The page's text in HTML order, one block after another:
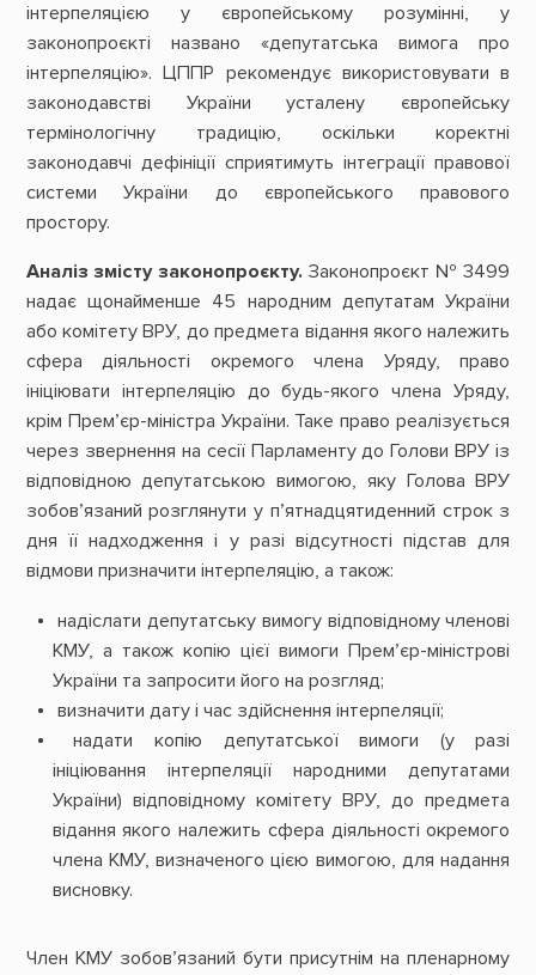
інтерпеляцією у європейському розумінні, у
законопроєкті названо «депутатська вимога про
інтерпеляцію». ЦППР рекомендує використовувати в
законодавстві України усталену європейську
термінологічну традицію, оскільки коректні
законодавчі дефініції сприятимуть інтеграції правової
системи України до європейського правового
простору.
Аналіз змісту законопроєкту. Законопроєкт № 3499
надає щонайменше 45 народним депутатам України
або комітету ВРУ, до предмета відання якого належить
сфера діяльності окремого члена Уряду, право
ініціювати інтерпеляцію до будь-якого члена Уряду,
крім Прем’єр-міністра України. Таке право реалізується
через звернення на сесії Парламенту до Голови ВРУ із
відповідною депутатською вимогою, яку Голова ВРУ
зобов’язаний розглянути у п’ятнадцятиденний строк з
дня її надходження і у разі відсутності підстав для
відмови призначити інтерпеляцію, а також:
надіслати депутатську вимогу відповідному членові
КМУ, а також копію цієї вимоги Прем’єр-міністрові
України та запросити його на розгляд;
визначити дату і час здійснення інтерпеляції;
надати копію депутатської вимоги (у разі
ініціювання інтерпеляції народними депутатами
України) відповідному комітету ВРУ, до предмета
відання якого належить сфера діяльності окремого
члена КМУ, визначеного цією вимогою, для надання
висновку.
Член КМУ зобов’язаний бути присутнім на пленарному